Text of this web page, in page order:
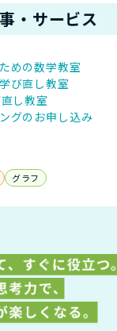
・サービス
めの数学教室
び直し教室
し教室
グのお申し込み
グラフ